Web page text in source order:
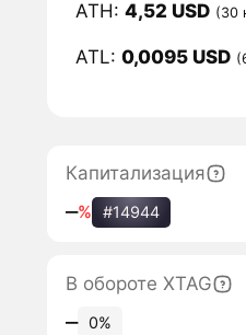
ATH: 4,52 USD (30
ATL: 0,0095 USD
Капитализация
‒% #14944
В обороте XTAG
‒ 0%